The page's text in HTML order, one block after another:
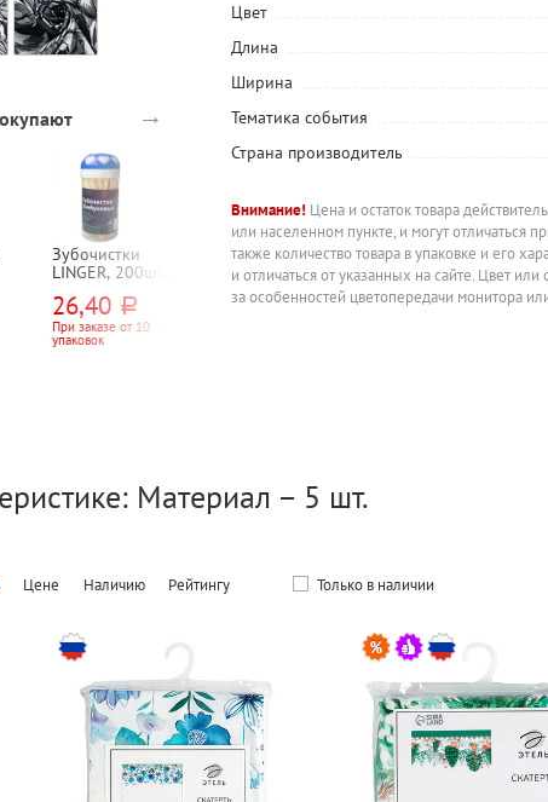
→
Зубочистки
LINGER, 200шт,
26,40 руб.
При заказе от 10
упаковок
Банка для меда
210мл, стекло,
"Сад (Garden)",
8,5см*11,5см, с
312 руб.
-15%
Кувшин 1,65л,
стекло,
Pasabahce,
"Акватик",
415,65 руб.
Набор
12шт,
стекло,
1 445
Цвет
Длина
Ширина
Тематика события
Страна производитель
Внимание! Цена и остаток товара
или населенном пункте, и могут отличаться
также количество товара в упаковке и его
и отличаться от указанных на сайте. Цвет
за особенностей цветопередачи монитора
Материал – 5 шт.
Цене Наличию Рейтингу Только в наличии